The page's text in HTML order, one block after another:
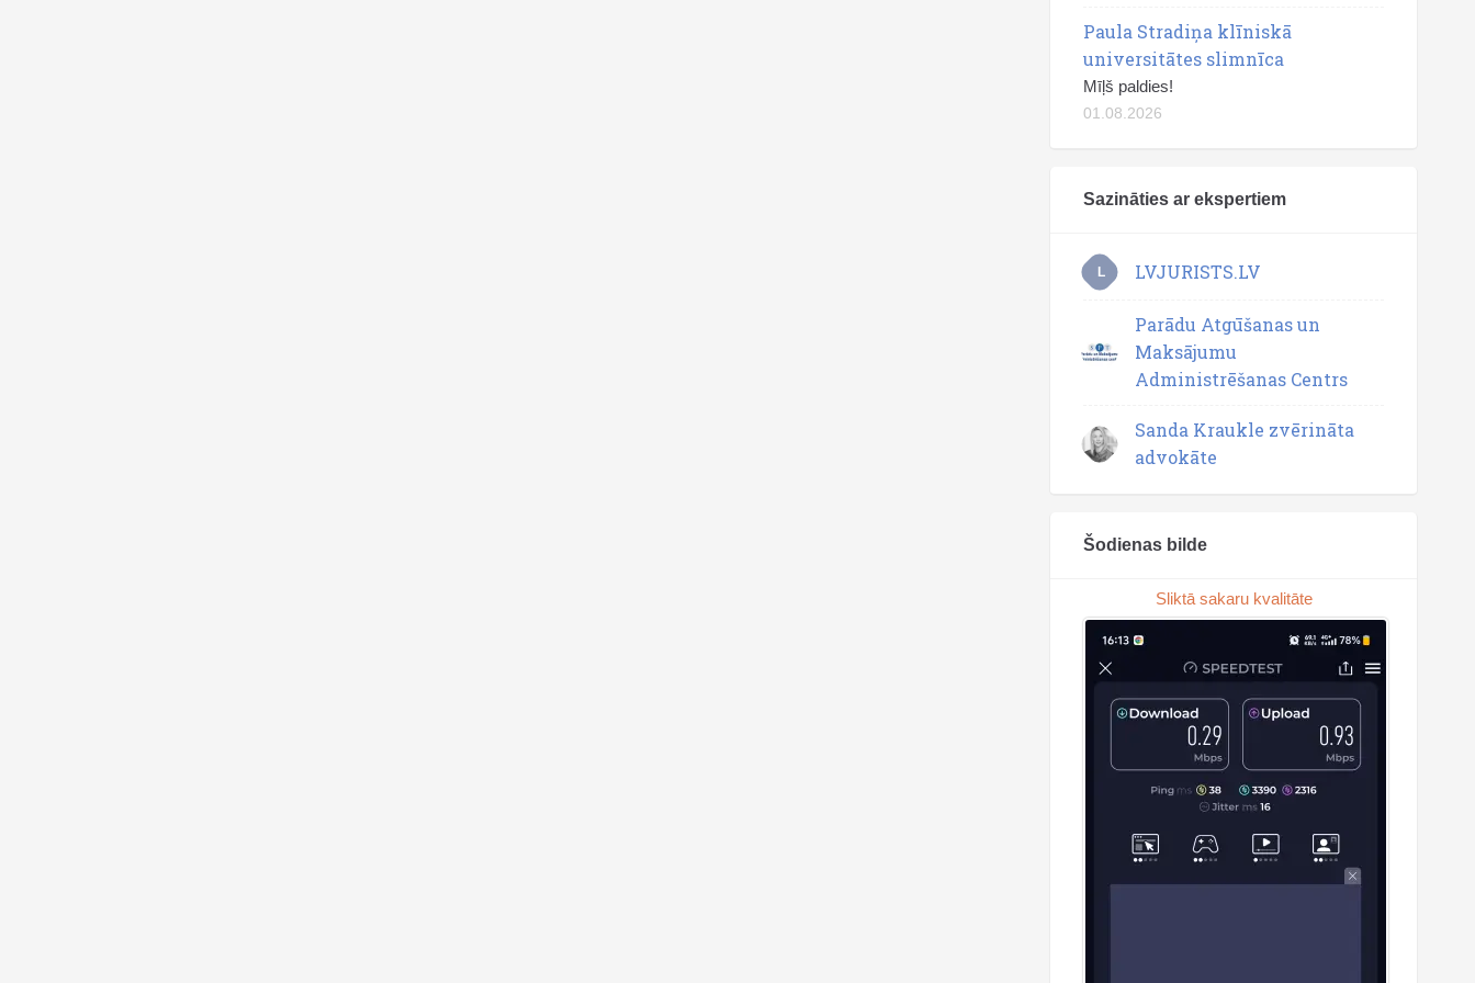
Paula Stradiņa klīniskā
universitātes slimnīca
Mīļš paldies!
01.08.2026
Sazināties ar ekspertiem
L LVJURISTS.LV
Parādu Atgūšanas un
Maksājumu
Administrēšanas Centrs
Sanda Kraukle zvērināta
advokāte
Šodienas bilde
Sliktā sakaru kvalitāte